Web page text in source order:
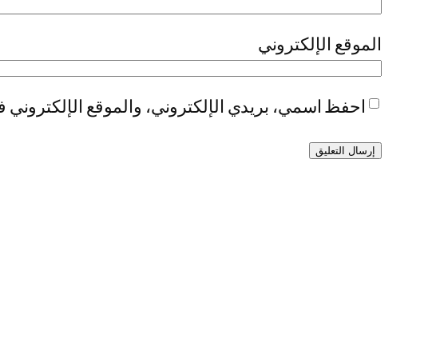
الموقع الإلكتروني
احفظ اسمي، بريدي الإلكتروني، والموقع